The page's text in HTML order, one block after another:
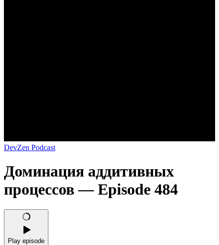
DevZen Podcast
Доминация аддитивных
процессов — Episode 484
Play episode